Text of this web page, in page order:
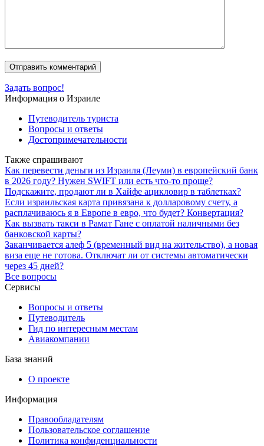
Задать вопрос!
Информация о Израиле
Путеводитель туриста
Вопросы и ответы
Достопримечательности
Также спрашивают
Как перевести деньги из Израиля (Леуми) в европейский банк
в 2026 году? Нужен SWIFT или есть что-то проще?
Подскажите, продают ли в Хайфе ацикловир в таблетках?
Если израильская карта привязана к долларовому счету, а
расплачиваюсь я в Европе в евро, что будет? Конвертация?
Как вызвать такси в Рамат Гане с оплатой наличными без
банковской карты?
Заканчивается алеф 5 (временный вид на жительство), а новая
виза еще не готова. Отключат ли от системы автоматически
через 45 дней?
Все вопросы
Сервисы
Вопросы и ответы
Путеводитель
Гид по интересным местам
Авиакомпании
База знаний
О проекте
Информация
Правообладателям
Пользовательское соглашение
Политика конфиденциальности